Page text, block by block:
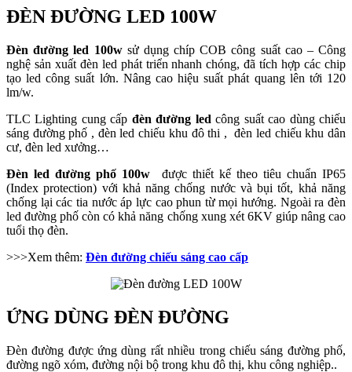
ĐÈN ĐƯỜNG LED 100W
Đèn đường led 100w sử dụng chíp COB công suất cao – Công
nghệ sản xuất đèn led phát triển nhanh chóng, đã tích hợp các chip
tạo led công suất lớn. Nâng cao hiệu suất phát quang lên tới 120
lm/w.
TLC Lighting cung cấp đèn đường led công suất cao dùng chiếu
sáng đường phố , đèn led chiếu khu đô thi , đèn led chiếu khu dân
cư, đèn led xưởng…
Đèn led đường phố 100w
được thiết kế theo tiêu chuẩn IP65
(Index protection) với khả năng chống nước và bụi tốt, khả năng
chống lại các tia nước áp lực cao phun từ mọi hướng. Ngoài ra đèn
led đường phố còn có khả năng chống xung xét 6KV giúp nâng cao
tuổi thọ đèn.
>>>Xem thêm: Đèn đường chiếu sáng cao cấp
ỨNG DÙNG ĐÈN ĐƯỜNG
Đèn đường được ứng dùng rất nhiều trong chiếu sáng đường phố,
đường ngõ xóm, đường nội bộ trong khu đô thị, khu công nghiệp..